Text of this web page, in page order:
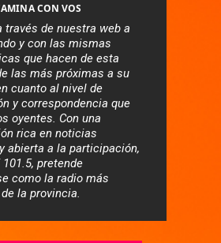
CON VOS
través de nuestra web a
y con las mismas
que hacen de esta
las más próximas a su
cuanto al nivel de
y correspondencia que
oyentes. Con una
rica en noticias
abierta a la participación,
101.5, pretende
como la radio más
la provincia.